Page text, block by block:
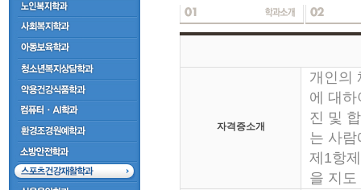
자격증소개
개인의
에 대
진 및
는 사
제1항
을 지